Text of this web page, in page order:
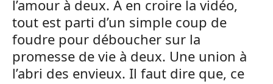
l’amour à deux. A en croire la vidéo,
tout est parti d’un simple coup de
foudre pour déboucher sur la
promesse de vie à deux. Une union à
l’abri des envieux. Il faut dire que, ce